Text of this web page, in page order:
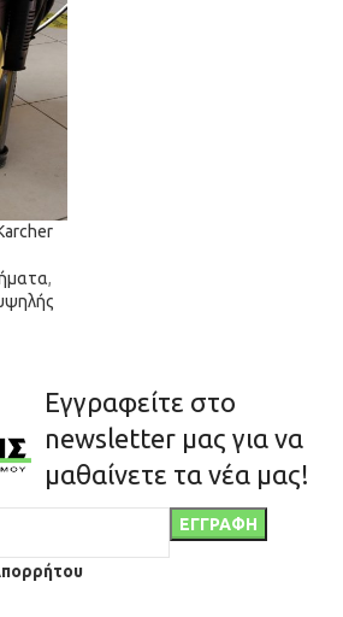
,
Εγγραφείτε στο
newsletter μας για να
μαθαίνετε τα νέα μας!